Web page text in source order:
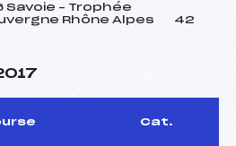
Savoie – Trophée
Rhône Alpes
42
Cat.